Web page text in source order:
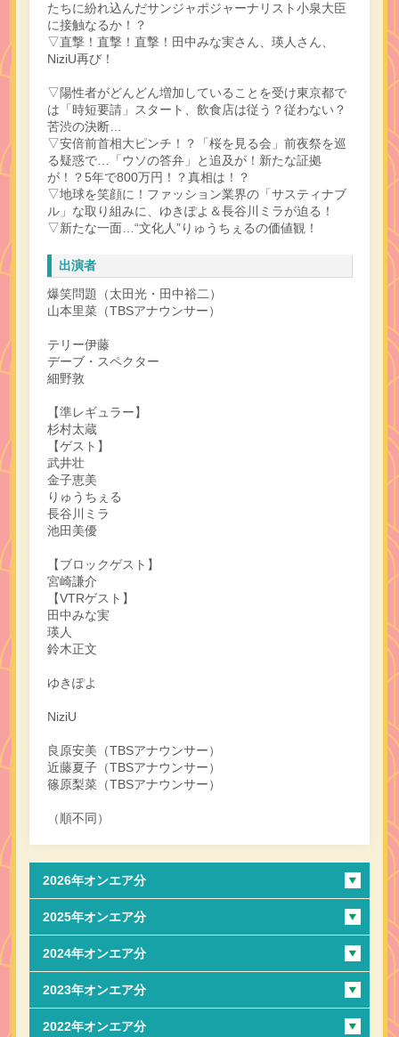
たちに紛れ込んだサンジャポジャーナリスト小泉大臣
に接触なるか！？
▽直撃！直撃！直撃！田中みな実さん、瑛人さん、
NiziU再び！
▽陽性者がどんどん増加していることを受け東京都で
は「時短要請」スタート、飲食店は従う？従わない？
苦渋の決断…
▽安倍前首相大ピンチ！？「桜を見る会」前夜祭を巡
る疑惑で…「ウソの答弁」と追及が！新たな証拠
が！？5年で800万円！？真相は！？
▽地球を笑顔に！ファッション業界の「サスティナブ
ル」な取り組みに、ゆきぽよ＆長谷川ミラが迫る！
▽新たな一面…“文化人”りゅうちぇるの価値観！
出演者
爆笑問題（太田光・田中裕二）
山本里菜（TBSアナウンサー）
テリー伊藤
デーブ・スペクター
細野敦
【準レギュラー】
杉村太蔵
【ゲスト】
武井壮
金子恵美
りゅうちぇる
長谷川ミラ
池田美優
【ブロックゲスト】
宮崎謙介
【VTRゲスト】
田中みな実
瑛人
鈴木正文
ゆきぽよ
NiziU
良原安美（TBSアナウンサー）
近藤夏子（TBSアナウンサー）
篠原梨菜（TBSアナウンサー）
（順不同）
2026年オンエア分
2025年オンエア分
2024年オンエア分
2023年オンエア分
2022年オンエア分